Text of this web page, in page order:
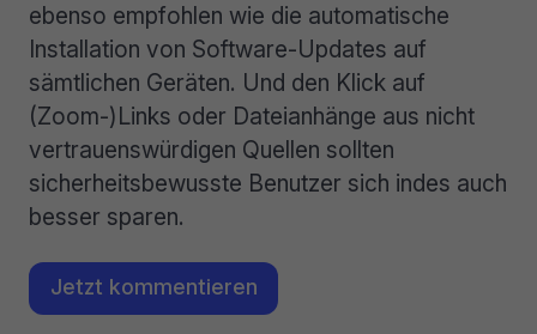
ebenso empfohlen wie die automatische
Installation von Software-Updates auf
sämtlichen Geräten. Und den Klick auf
(Zoom-)Links oder Dateianhänge aus nicht
vertrauenswürdigen Quellen sollten
sicherheitsbewusste Benutzer sich indes auch
besser sparen.
Jetzt kommentieren